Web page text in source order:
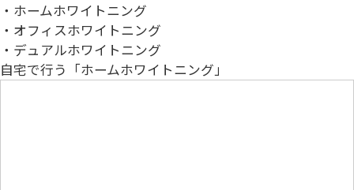
・ホームホワイトニング
・オフィスホワイトニング
・デュアルホワイトニング
自宅で行う「ホームホワイトニング」